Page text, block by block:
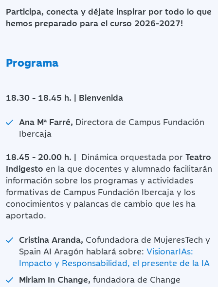
Participa, conecta y déjate inspirar por todo lo que
hemos preparado para el curso 2026-2027!
Programa
18.30 - 18.45 h. | Bienvenida
Ana Mª Farré, Directora de Campus Fundación
Ibercaja
18.45 - 20.00 h. | Dinámica orquestada por Teatro
Indigesto en la que docentes y alumnado facilitarán
información sobre los programas y actividades
formativas de Campus Fundación Ibercaja y los
conocimientos y palancas de cambio que les ha
aportado.
Cristina Aranda, Cofundadora de MujeresTech y
Spain AI Aragón hablará sobre: VisionarIAs:
Impacto y Responsabilidad, el presente de la IA
Miriam In Change, fundadora de Change